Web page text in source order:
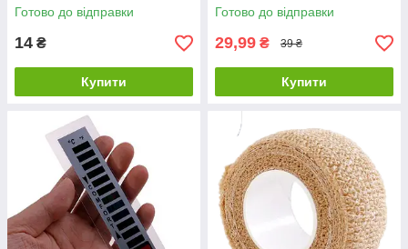
Готово до відправки
14 ₴
Купити
Готово до відправки
29,99 ₴ 39 ₴
Купити